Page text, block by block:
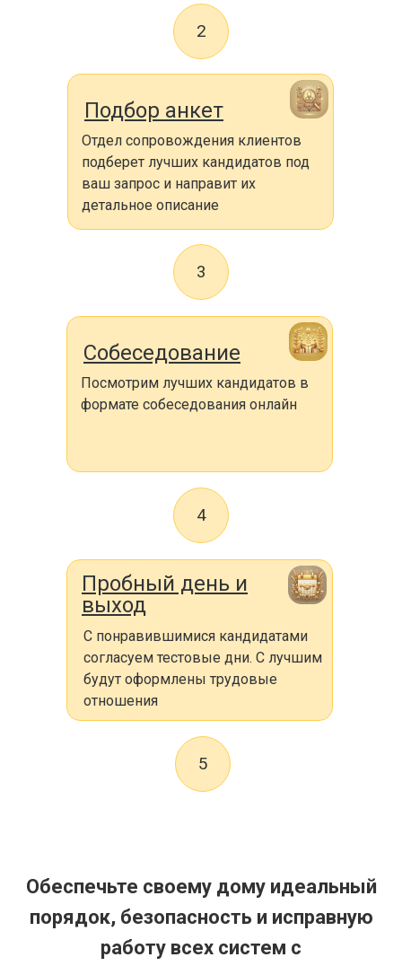
2
3
Отдел сопровождения клиентов
подберет лучших кандидатов под
ваш запрос и направит их
детальное описание
Подбор анкет
4
С понравившимися кандидатами
согласуем тестовые дни. С лучшим
будут оформлены трудовые
отношения
Пробный день и
выход
Посмотрим лучших кандидатов в
формате собеседования онлайн
Собеседование
5
Обеспечьте своему дому идеальный
порядок, безопасность и исправную
работу всех систем с